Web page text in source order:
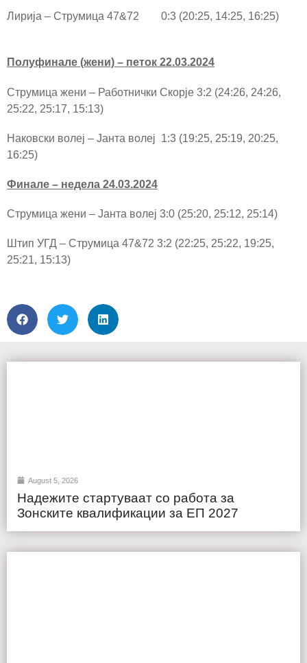
Лирија – Струмица 47&72 0:3 (20:25, 14:25, 16:25)
Полуфинале (жени) – петок 22.03.2024
Струмица жени – Работнички Скopje 3:2 (24:26, 24:26,
25:22, 25:17, 15:13)
Наковски волеј – Јанта волеј 1:3 (19:25, 25:19, 20:25,
16:25)
Финале – недела 24.03.2024
Струмица жени – Јанта волеј 3:0 (25:20, 25:12, 25:14)
Штип УГД – Струмица 47&72 3:2 (22:25, 25:22, 19:25,
25:21, 15:13)
August 5, 2026
Надежите стартуваат со работа за
Зонските квалификации за ЕП 2027